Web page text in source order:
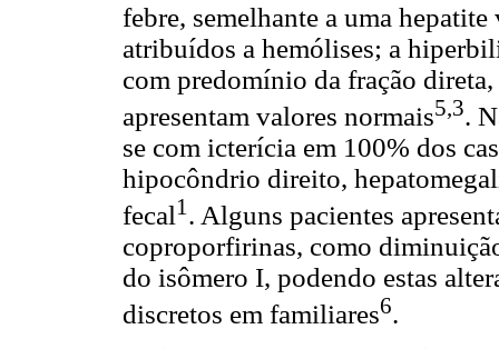
febre, semelhante a uma
atribuídos a hemólises; a
com predomínio da fração
apresentam valores normais5,3.
se com icterícia em 100% dos
hipocôndrio direito,
fecal1 . Alguns pacientes
coproporfirinas, como
do isômero I, podendo estas
discretos em familiares6.